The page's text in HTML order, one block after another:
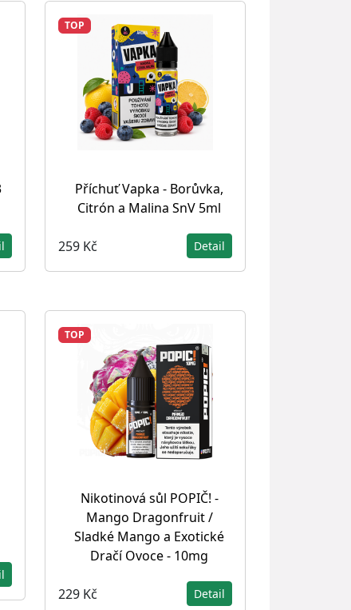
TOP
Příchuť Vapka - Borůvka,
Citrón a Malina SnV 5ml
259 Kč Detail
TOP
Nikotinová sůl POPIČ! -
Mango Dragonfruit /
Sladké Mango a Exotické
Dračí Ovoce - 10mg
229 Kč Detail